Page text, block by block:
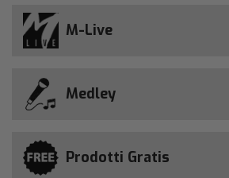
M-Live
Medley
Prodotti Gratis